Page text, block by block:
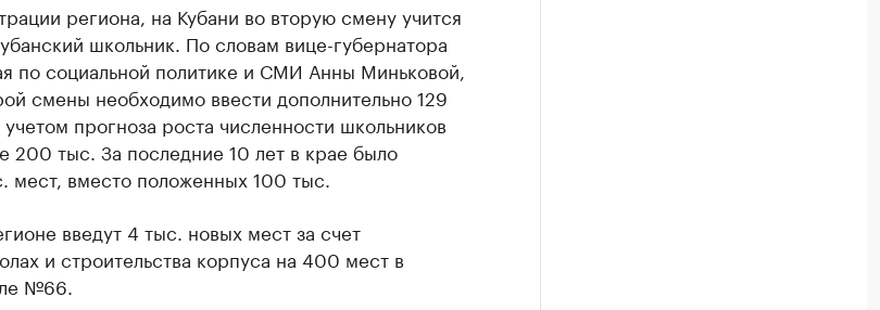
региона, на Кубани во вторую смену учится
школьник. По словам вице-губернатора
по социальной политике и СМИ Анны Миньковой,
смены необходимо ввести дополнительно 129
прогноза роста численности школьников
200 тыс. За последние 10 лет в крае было
мест, вместо положенных 100 тыс.
введут 4 тыс. новых мест за счет
и строительства корпуса на 400 мест в
№66.